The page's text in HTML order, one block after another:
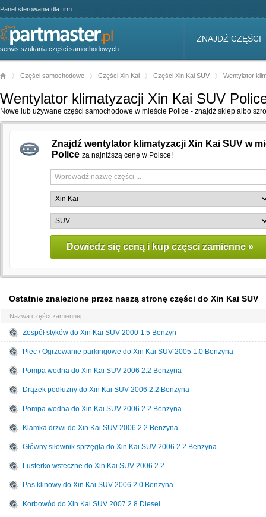
Panel sterowania dla firm
serwis szukania części samochodowych
ZNAJDŹ CZĘŚCI
Części samochodowe Części Xin Kai Części Xin Kai SUV Wentylator
Wentylator klimatyzacji Xin Kai SUV
Nowe lub używane części samochodowe w mieście Police - znajdź sklep albo
Znajdź wentylator klimatyzacji Xin Kai SUV w
Police za najniższą cenę w Polsce!
Ostatnie znalezione przez naszą stronę części do Xin Kai SUV
Nazwa części zamiennej
Zespół styków do Xin Kai SUV 2000 1.5 Benzyn
Piec / Ogrzewanie parkingowe do Xin Kai SUV 2005 1.0 Benzyna
Pompa wodna do Xin Kai SUV 2006 2.2 Benzyna
Drążek podłużny do Xin Kai SUV 2006 2.2 Benzyna
Pompa wodna do Xin Kai SUV 2006 2.2 Benzyna
Klamka drzwi do Xin Kai SUV 2006 2.2 Benzyna
Główny siłownik sprzęgła do Xin Kai SUV 2006 2.2 Benzyna
Lusterko wsteczne do Xin Kai SUV 2006 2.2
Pas klinowy do Xin Kai SUV 2006 2.0 Benzyna
Korbowód do Xin Kai SUV 2007 2.8 Diesel